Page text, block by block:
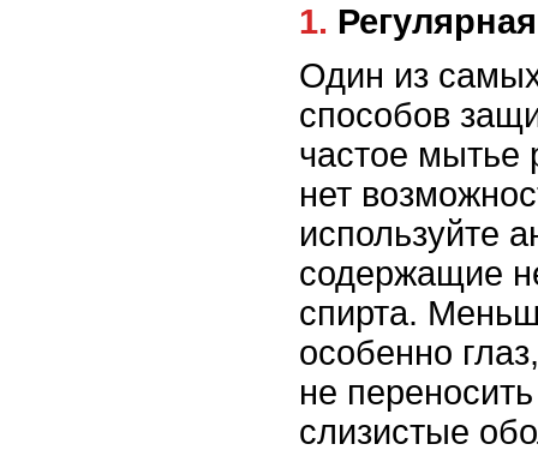
1.
Один из
способов
частое
нет
используйте
содержащие
спирта.
особенно
не
слизистые